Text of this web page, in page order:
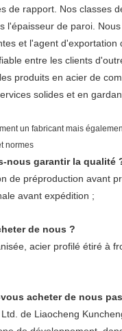
de rapport. Nos classes
l'épaisseur de paroi.
et l'agent
entre les clients
produits en acier de
solides et en
un fabricant mais
normes
nous garantir la qualité
de préproduction avant
avant expédition ;
de nous ?
acier profilé étiré à
acheter de nous
de Liaocheng